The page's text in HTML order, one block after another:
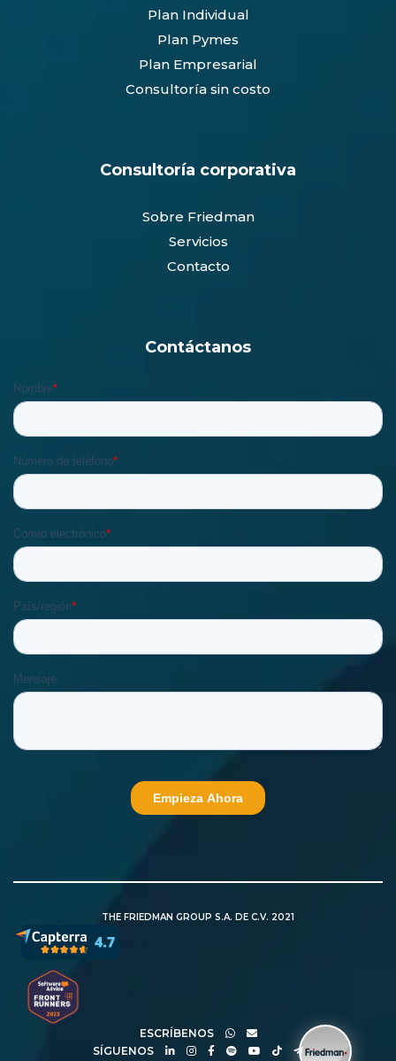
Plan Individual
Plan Pymes
Plan Empresarial
Consultoría sin costo
Consultoría corporativa
Sobre Friedman
Servicios
Contacto
Contáctanos
THE FRIEDMAN GROUP S.A. DE C.V. 2021
ESCRÍBENOS
SÍGUENOS